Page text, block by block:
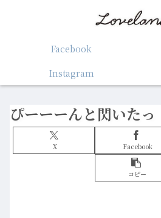
Facebook
Instagram
ぴーーーんと閃いた
X Facebook
コピー